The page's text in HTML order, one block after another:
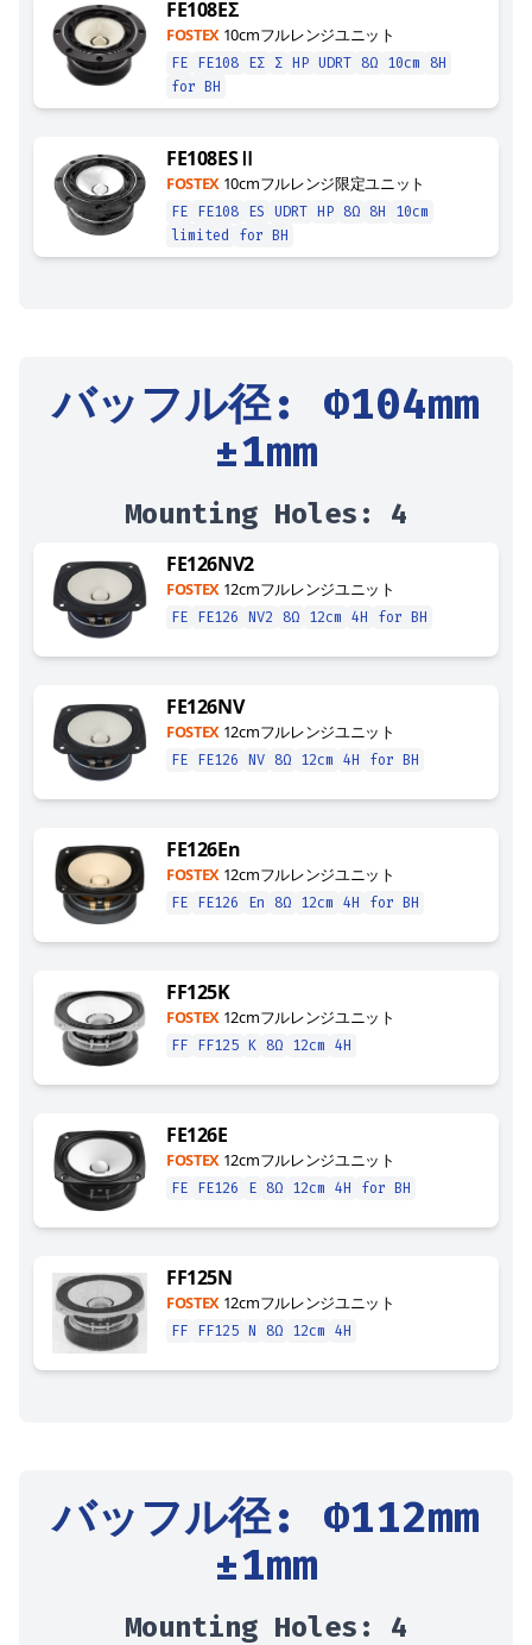
FE108EΣ
FOSTEX 10cmフルレンジユニット
FE FE108 EΣ Σ HP UDRT 8Ω 10cm
8H
for BH
FE108ESⅡ
FOSTEX 10cmフルレンジ限定ユニット
FE FE108 ES UDRT HP 8Ω 8H
10cm
limited
for BH
バッフル径: Φ104mm
±1mm
Mounting Holes: 4
FE126NV2
FOSTEX 12cmフルレンジユニット
FE FE126 NV2 8Ω 12cm 4H for BH
FE126NV
FOSTEX 12cmフルレンジユニット
FE FE126 NV 8Ω 12cm 4H for BH
FE126En
FOSTEX 12cmフルレンジユニット
FE FE126 En 8Ω 12cm 4H for BH
FF125K
FOSTEX 12cmフルレンジユニット
FF FF125 K 8Ω 12cm 4H
FE126E
FOSTEX 12cmフルレンジユニット
FE FE126 E 8Ω 12cm 4H for BH
FF125N
FOSTEX 12cmフルレンジユニット
FF FF125 N 8Ω 12cm 4H
バッフル径: Φ112mm
±1mm
Mounting Holes: 4